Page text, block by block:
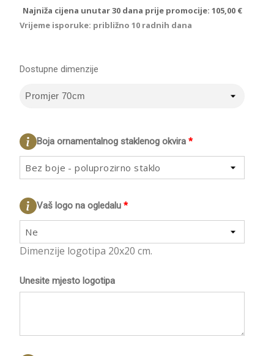
Najniža cijena unutar 30 dana prije promocije:105,00 €
Vrijeme isporuke: približno 10 radnih dana
*
Boja ornamentalnog staklenog okvira
Bez boje - poluprozirno staklo
*
Vaš logo na ogledalu
Ne
Dimenzije logotipa 20x20 cm.
Unesite mjesto logotipa
Dostupne dimenzije